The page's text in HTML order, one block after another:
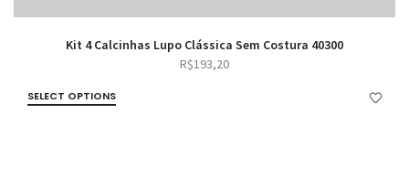
Kit 4 Calcinhas Lupo Clássica Sem Costura 40300
R$193,20
SELECT OPTIONS